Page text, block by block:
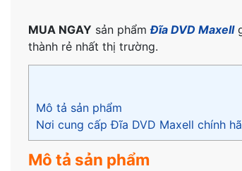
MUA NGAY sản phẩmĐĩa DVD Maxell
thành rẻ nhất thị trường.
Mô tả sản phẩm
Nơi cung cấp Đĩa DVD Maxell chính
Mô tả sản phẩm